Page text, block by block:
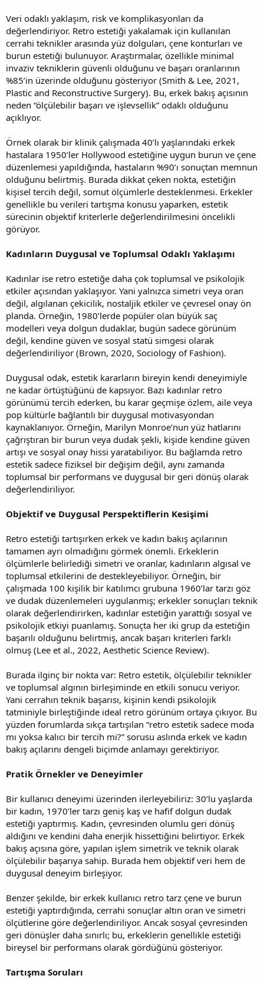
Veri odaklı yaklaşım, risk ve komplikasyonları da
değerlendiriyor. Retro estetiği yakalamak için kullanılan
cerrahi teknikler arasında yüz dolguları, çene konturları ve
burun estetiği bulunuyor. Araştırmalar, özellikle minimal
invaziv tekniklerin güvenli olduğunu ve başarı oranlarının
%85’in üzerinde olduğunu gösteriyor (Smith & Lee, 2021,
Plastic and Reconstructive Surgery). Bu, erkek bakış açısının
neden “ölçülebilir başarı ve işlevsellik” odaklı olduğunu
açıklıyor.
Örnek olarak bir klinik çalışmada 40’lı yaşlarındaki erkek
hastalara 1950’ler Hollywood estetiğine uygun burun ve çene
düzenlemesi yapıldığında, hastaların %90’ı sonuçtan memnun
olduğunu belirtmiş. Burada dikkat çeken nokta, estetiğin
kişisel tercih değil, somut ölçümlerle desteklenmesi. Erkekler
genellikle bu verileri tartışma konusu yaparken, estetik
sürecinin objektif kriterlerle değerlendirilmesini öncelikli
görüyor.
Kadınların Duygusal ve Toplumsal Odaklı Yaklaşımı
Kadınlar ise retro estetiğe daha çok toplumsal ve psikolojik
etkiler açısından yaklaşıyor. Yani yalnızca simetri veya oran
değil, algılanan çekicilik, nostaljik etkiler ve çevresel onay ön
planda. Örneğin, 1980’lerde popüler olan büyük saç
modelleri veya dolgun dudaklar, bugün sadece görünüm
değil, kendine güven ve sosyal statü simgesi olarak
değerlendiriliyor (Brown, 2020, Sociology of Fashion).
Duygusal odak, estetik kararların bireyin kendi deneyimiyle
ne kadar örtüştüğünü de kapsıyor. Bazı kadınlar retro
görünümü tercih ederken, bu karar geçmişe özlem, aile veya
pop kültürle bağlantılı bir duygusal motivasyondan
kaynaklanıyor. Örneğin, Marilyn Monroe’nun yüz hatlarını
çağrıştıran bir burun veya dudak şekli, kişide kendine güven
artışı ve sosyal onay hissi yaratabiliyor. Bu bağlamda retro
estetik sadece fiziksel bir değişim değil, aynı zamanda
toplumsal bir performans ve duygusal bir geri dönüş olarak
değerlendiriliyor.
Objektif ve Duygusal Perspektiflerin Kesişimi
Retro estetiği tartışırken erkek ve kadın bakış açılarının
tamamen ayrı olmadığını görmek önemli. Erkeklerin
ölçümlerle belirlediği simetri ve oranlar, kadınların algısal ve
toplumsal etkilerini de destekleyebiliyor. Örneğin, bir
çalışmada 100 kişilik bir katılımcı grubuna 1960’lar tarzı göz
ve dudak düzenlemeleri uygulanmış; erkekler sonuçları teknik
olarak değerlendirirken, kadınlar estetiğin yarattığı sosyal ve
psikolojik etkiyi puanlamış. Sonuçta her iki grup da estetiğin
başarılı olduğunu belirtmiş, ancak başarı kriterleri farklı
olmuş (Lee et al., 2022, Aesthetic Science Review).
Burada ilginç bir nokta var: Retro estetik, ölçülebilir teknikler
ve toplumsal algının birleşiminde en etkili sonucu veriyor.
Yani cerrahın teknik başarısı, kişinin kendi psikolojik
tatminiyle birleştiğinde ideal retro görünüm ortaya çıkıyor. Bu
yüzden forumlarda sıkça tartışılan “retro estetik sadece moda
mı yoksa kalıcı bir tercih mi?” sorusu aslında erkek ve kadın
bakış açılarını dengeli biçimde anlamayı gerektiriyor.
Pratik Örnekler ve Deneyimler
Bir kullanıcı deneyimi üzerinden ilerleyebiliriz: 30’lu yaşlarda
bir kadın, 1970’ler tarzı geniş kaş ve hafif dolgun dudak
estetiği yaptırmış. Kadın, çevresinden olumlu geri dönüş
aldığını ve kendini daha enerjik hissettiğini belirtiyor. Erkek
bakış açısına göre, yapılan işlem simetrik ve teknik olarak
ölçülebilir başarıya sahip. Burada hem objektif veri hem de
duygusal deneyim birleşiyor.
Benzer şekilde, bir erkek kullanıcı retro tarz çene ve burun
estetiği yaptırdığında, cerrahi sonuçlar altın oran ve simetri
ölçütlerine göre değerlendiriliyor. Ancak sosyal çevresinden
geri dönüşler daha sınırlı; bu, erkeklerin genellikle estetiği
bireysel bir performans olarak gördüğünü gösteriyor.
Tartışma Soruları